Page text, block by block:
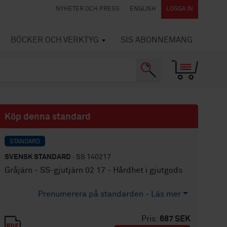
NYHETER OCH PRESS ENGLISH LOGGA IN
BÖCKER OCH VERKTYG SIS ABONNEMANG
Köp denna standard
STANDARD
SVENSK STANDARD · SS 140217
Gråjärn - SS-gjutjärn 02 17 - Hårdhet i gjutgods
Prenumerera på standarden - Läs mer
Pris: 687 SEK